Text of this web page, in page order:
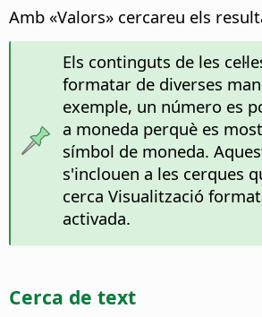
Amb «Valors» cercareu els
Els continguts de les
formatar de diverses
exemple, un número es
a moneda perquè es
símbol de moneda.
s'inclouen a les cerques
cerca Visualització
activada.
Cerca de text